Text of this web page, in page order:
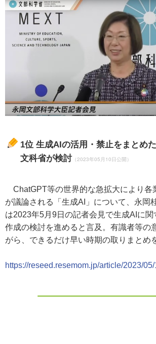
1位 生成AIの活用・禁止をまとめ
文科省が検討 （2023年05月10日公開）
ChatGPT等の世界的な急拡大により各
が議論される「生成AI」について、永岡
は2023年5月9日の記者会見で生成AIに
作成の検討を進めると言及。有識者等の
がら、できるだけ早い時期の取りまとめ
https://reseed.resemom.jp/article/2023/05/